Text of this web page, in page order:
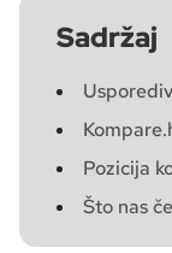
Sadržaj
Pozicija
Što nas